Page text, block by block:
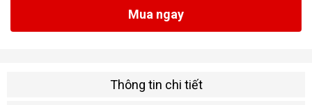
Mua ngay
Thông tin chi tiết